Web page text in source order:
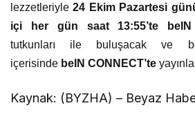
lezzetleriyle 24 Ekim Pazartesi
içi her gün saat 13:55’te beIN
tutkunları ile buluşacak
ve
içerisinde beIN CONNECT’te
Kaynak: (BYZHA) – Beyaz